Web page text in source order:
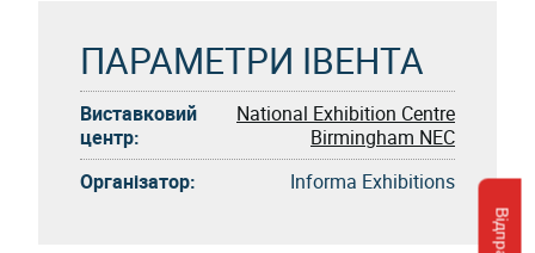
ПАРАМЕТРИ ІВЕНТА
Виставковий
центр:
National Exhibition Centre
Birmingham NEC
Організатор:
Informa Exhibitions